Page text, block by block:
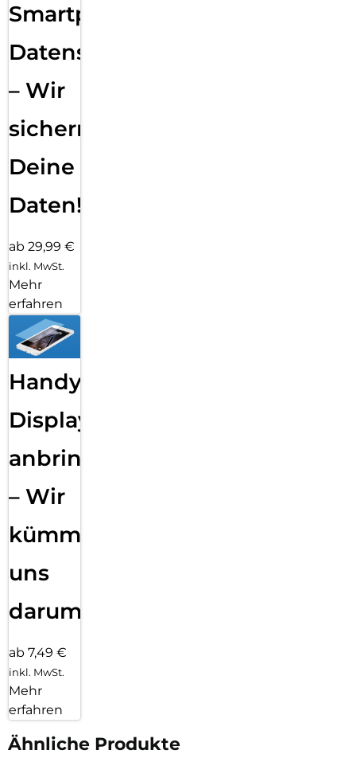
Smartphone
Datensicherung
– Wir
sichern
Deine
Daten!
ab 29,99 €
inkl. MwSt.
Mehr
erfahren
Handy
Displayfolie
anbringen
– Wir
kümmern
uns
darum!
ab 7,49 €
inkl. MwSt.
Mehr
erfahren
Ähnliche Produkte